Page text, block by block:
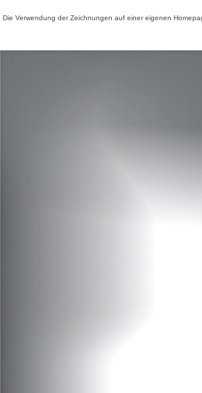
Die Verwendung der Zeichnungen auf einer eigenen